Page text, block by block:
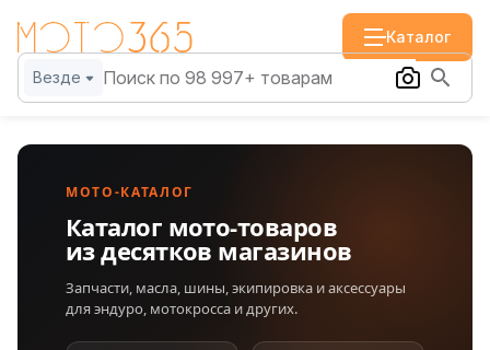
Каталог
Везде
МОТО-КАТАЛОГ
Каталог мото-товаров
из десятков магазинов
Запчасти, масла, шины, экипировка и аксессуары
для эндуро, мотокросса и других.